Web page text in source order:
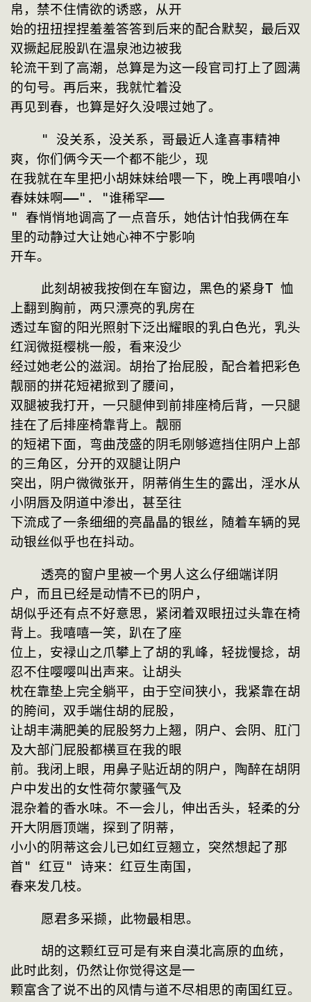
帛，禁不住情欲的诱惑，从开
始的扭扭捏捏羞羞答答到后来的配合默契，最后双
双撅起屁股趴在温泉池边被我
轮流干到了高潮，总算是为这一段官司打上了圆满
的句号。再后来，我就忙着没
再见到春，也算是好久没喂过她了。
爽，你们俩今天一个都不能少，现
在我就在车里把小胡妹妹给喂一下，晚上再喂咱小
春妹妹啊——". "谁稀罕——
" 春悄悄地调高了一点音乐，她估计怕我俩在车
里的动静过大让她心神不宁影响
开车。
上翻到胸前，两只漂亮的乳房在
透过车窗的阳光照射下泛出耀眼的乳白色光，乳头
红润微挺樱桃一般，看来没少
经过她老公的滋润。胡抬了抬屁股，配合着把彩色
靓丽的拼花短裙掀到了腰间，
双腿被我打开，一只腿伸到前排座椅后背，一只腿
挂在了后排座椅靠背上。靓丽
的短裙下面，弯曲茂盛的阴毛刚够遮挡住阴户上部
的三角区，分开的双腿让阴户
突出，阴户微微张开，阴蒂俏生生的露出，淫水从
小阴唇及阴道中渗出，甚至往
下流成了一条细细的亮晶晶的银丝，随着车辆的晃
动银丝似乎也在抖动。
户，而且已经是动情不已的阴户，
胡似乎还有点不好意思，紧闭着双眼扭过头靠在椅
背上。我嘻嘻一笑，趴在了座
位上，安禄山之爪攀上了胡的乳峰，轻拢慢捻，胡
忍不住嘤嘤叫出声来。让胡头
枕在靠垫上完全躺平，由于空间狭小，我紧靠在胡
的胯间，双手端住胡的屁股，
让胡丰满肥美的屁股努力上翘，阴户、会阴、肛门
及大部门屁股都横亘在我的眼
前。我闭上眼，用鼻子贴近胡的阴户，陶醉在胡阴
户中发出的女性荷尔蒙骚气及
混杂着的香水味。不一会儿，伸出舌头，轻柔的分
开大阴唇顶端，探到了阴蒂，
小小的阴蒂这会儿已如红豆翘立，突然想起了那
首" 红豆" 诗来：红豆生南国，
春来发几枝。
    愿君多采撷，此物最相思。
此时此刻，仍然让你觉得这是一
颗富含了说不出的风情与道不尽相思的南国红豆。